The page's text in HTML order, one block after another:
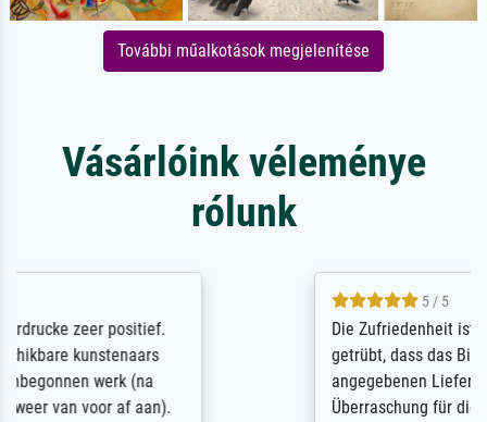
További műalkotások megjelenítése
Vásárlóink véleménye
rólunk
Die Zufriedenheit ist auch nicht dadurch
getrübt, dass das Bild entgegen einer
angegebenen Lieferanschrift (sollte eine
Überraschung für die normannische